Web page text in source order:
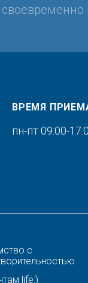
ВРЕМЯ
пн-пт 09:00-
с
life:)